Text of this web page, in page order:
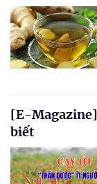
[E-
biết